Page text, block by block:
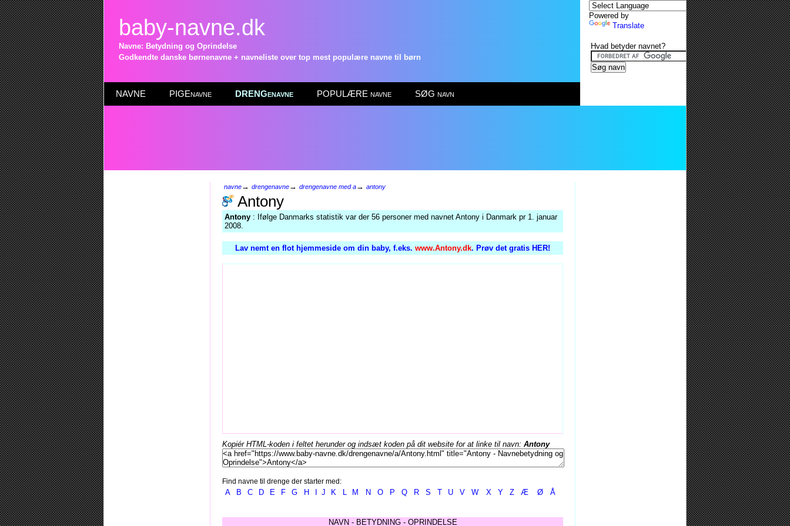
baby-navne.dk
Navne: Betydning og Oprindelse
Godkendte danske børnenavne + navneliste over top mest populære navne til børn
NAVNE PIGEnavne DRENGenavne POPULÆRE navne SØG navn
navne→ drengenavne→ drengenavne med a→ antony
Antony
Antony : Ifølge Danmarks statistik var der 56 personer med navnet Antony i Danmark pr 1. januar
2008.
Lav nemt en flot hjemmeside om din baby, f.eks. www.Antony.dk. Prøv det gratis HER!
Kopiér HTML-koden i feltet herunder og indsæt koden på dit website for at linke til navn: Antony
Find navne til drenge der starter med:
A B C D E F G H J K L M N O P Q R S T U V W X Y Z Æ Ø Å
NAVN - BETYDNING - OPRINDELSE
Powered by
Translate
Hvad betyder navnet?